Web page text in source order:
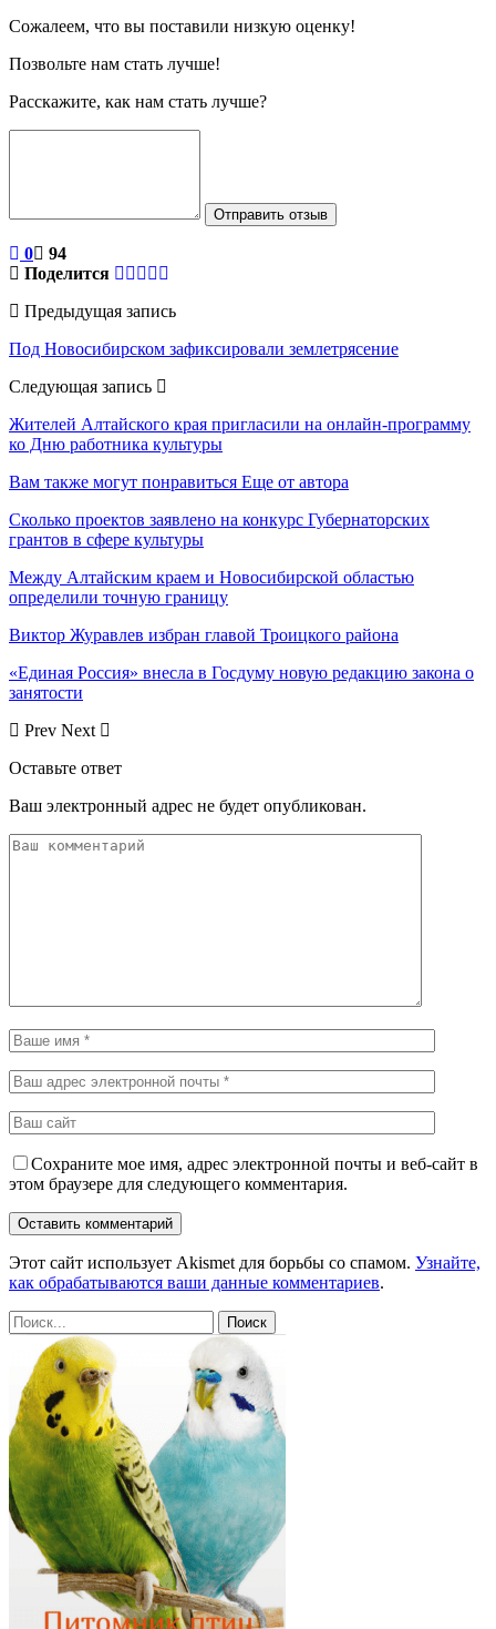
Сожалеем, что вы поставили низкую оценку!
Позвольте нам стать лучше!
Расскажите, как нам стать лучше?
Отправить отзыв
0
94
Поделится
Предыдущая запись
Под Новосибирском зафиксировали землетрясение
Следующая запись
Жителей Алтайского края пригласили на онлайн-программу
ко Дню работника культуры
Вам также могут понравиться Еще от автора
Сколько проектов заявлено на конкурс Губернаторских
грантов в сфере культуры
Между Алтайским краем и Новосибирской областью
определили точную границу
Виктор Журавлев избран главой Троицкого района
«Единая Россия» внесла в Госдуму новую редакцию закона о
занятости
Prev Next
Оставьте ответ
Ваш электронный адрес не будет опубликован.
Сохраните мое имя, адрес электронной почты и веб-сайт в
этом браузере для следующего комментария.
Этот сайт использует Akismet для борьбы со спамом. Узнайте,
как обрабатываются ваши данные комментариев.